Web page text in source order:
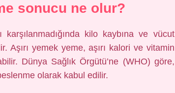
sonucu ne olur?
kilo kaybına ve vücut
Aşırı yemek yeme, aşırı kalori ve vitamin
Dünya Sağlık Örgütü’ne (WHO) göre,
olarak kabul edilir.